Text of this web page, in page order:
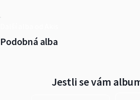
Podobná alba
Jestli se vám